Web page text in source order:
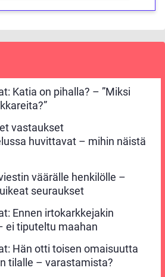
Katia on pihalla? – ”Miksi
vastaukset
huvittavat – mihin näistä
väärälle henkilölle –
seuraukset
Ennen irtokarkkejakin
ei tiputeltu maahan
Hän otti toisen omaisuutta
tilalle – varastamista?